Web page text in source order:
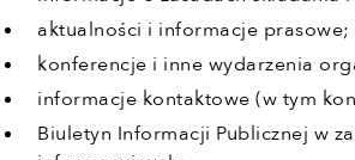
aktualności i informacje prasowe;
konferencje i inne wydarzenia
informacje kontaktowe (w tym
Biuletyn Informacji Publicznej w